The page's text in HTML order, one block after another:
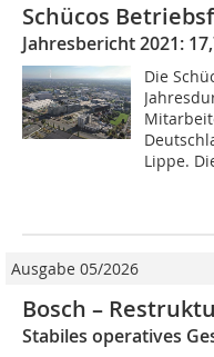
Schücos
Jahresbericht 2021:
Die
Lippe.
Ausgabe 05/2026
Bosch –
Stabiles operatives